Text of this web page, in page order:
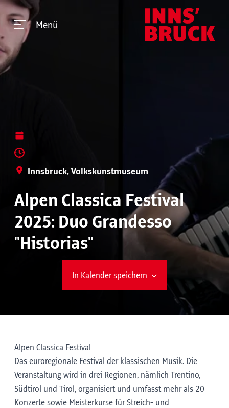
Menü
Innsbruck, Volkskunstmuseum
Alpen Classica Festival
2025: Duo Grandesso
"Historias"
In Kalender speichern
Alpen Classica Festival
Das euroregionale Festival der klassischen Musik. Die
Veranstaltung wird in drei Regionen, nämlich Trentino,
Südtirol und Tirol, organisiert und umfasst mehr als 20
Konzerte sowie Meisterkurse für Streich- und